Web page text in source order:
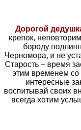
Дорогой
крепок,
бороду
Черномора, и не
Старость – время
этим временем со
интересные
воспитывай своих
всегда хотим